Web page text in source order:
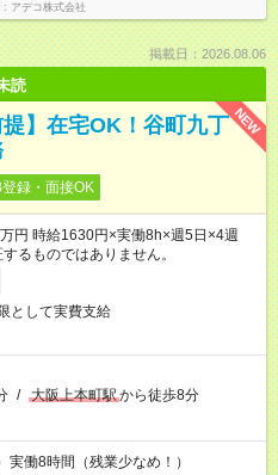
アデコ株式会社
掲載日：2026.08.06
読
NEW
】在宅OK！谷町九丁
録・面接OK
時給1630円×実働8h×週5日×4週
るものではありません。
として実費支給
/ 大阪上本町駅から徒歩8分
働8時間（残業少なめ！）